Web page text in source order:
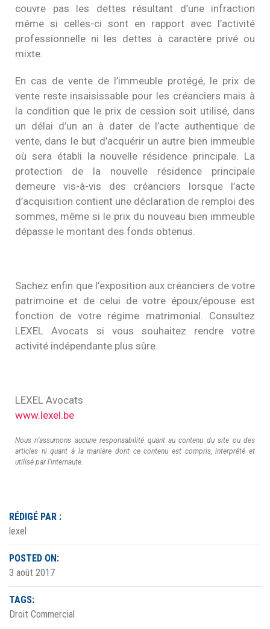
couvre pas les dettes résultant d’une infraction
même si celles-ci sont en rapport avec l’activité
professionnelle ni les dettes à caractère privé ou
mixte.
En cas de vente de l’immeuble protégé, le prix de
vente reste insaisissable pour les créanciers mais à
la condition que le prix de cession soit utilisé, dans
un délai d’un an à dater de l’acte authentique de
vente, dans le but d’acquérir un autre bien immeuble
où sera établi la nouvelle résidence principale. La
protection de la nouvelle résidence principale
demeure vis-à-vis des créanciers lorsque l’acte
d’acquisition contient une déclaration de remploi des
sommes, même si le prix du nouveau bien immeuble
dépasse le montant des fonds obtenus.
Sachez enfin que l’exposition aux créanciers de votre
patrimoine et de celui de votre époux/épouse est
fonction de votre régime matrimonial. Consultez
LEXEL Avocats si vous souhaitez rendre votre
activité indépendante plus sûre.
LEXEL Avocats
www.lexel.be
Nous n’assumons aucune responsabilité quant au contenu du site ou des
articles ni quant à la manière dont ce contenu est compris, interprété et
utilisé par l’internaute.
RÉDIGÉ PAR :
lexel
POSTED ON:
3 août 2017
TAGS:
Droit Commercial